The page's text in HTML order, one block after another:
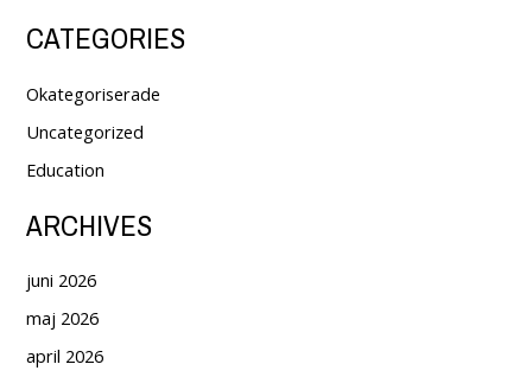
CATEGORIES
Okategoriserade
Uncategorized
Education
ARCHIVES
juni 2026
maj 2026
april 2026